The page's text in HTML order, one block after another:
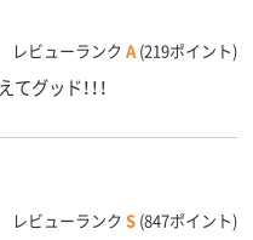
レビューランク A (219ポイント)
グッド！！！
レビューランク S (847ポイント)